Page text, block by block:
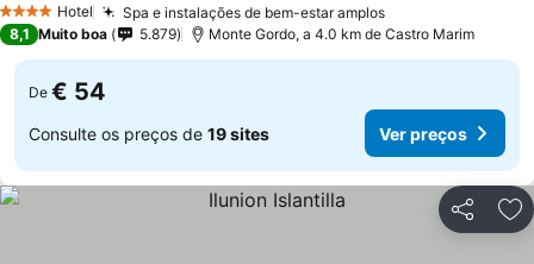
4 EstrelasHotel Spa e instalações de bem-estar amplosVer preços
8,1 Muito boa 5.879 Monte Gordo, a 4.0 km de Castro Marim
De € 54
Consulte os preços de 19 sites Ver preços
Partilhar